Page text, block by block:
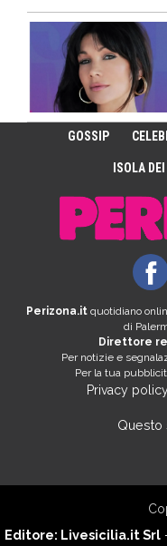
GOSSIP
ISOLA
Perizona.it quotidiano
di
Direttore
Per notizie e
Per la tua
Privacy
Questo
Editore: Livesicilia.it Srl